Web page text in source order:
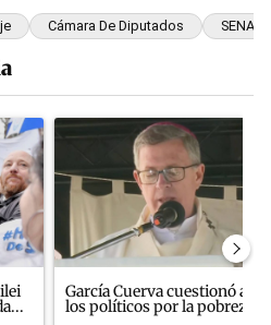
Cámara De Diputados SENASA
con más comentarios en los
el título "Kicillof apuntó contra
Un artículo de tendencia con
García Cuerva cuestionó a
los políticos por la pobreza